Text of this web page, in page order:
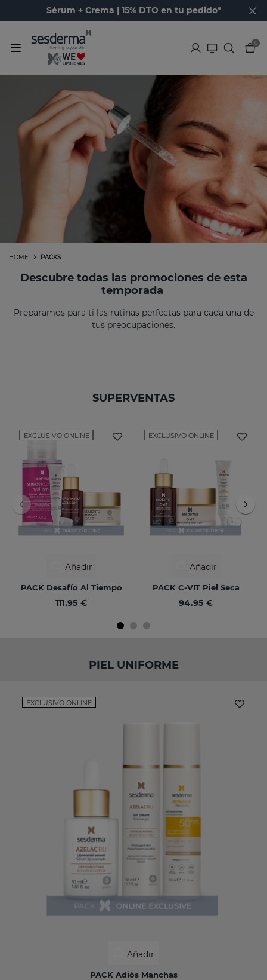
Sérum + Crema | 15% DTO en tu pedido*
0
PACKS
HOME
Descubre todas las promociones de esta
temporada
Preparamos para ti las rutinas perfectas para cada una de
tus preocupaciones.
SUPERVENTAS
EXCLUSIVO ONLINE
Añadir
PACK Desafío Al Tiempo
111.95 €
EXCLUSIVO ONLINE
Añadir
PACK C-VIT Piel Seca
94.95 €
PIEL UNIFORME
EXCLUSIVO ONLINE
Añadir
PACK Adiós Manchas